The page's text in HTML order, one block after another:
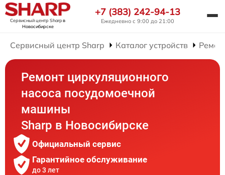
Сервисный центр Sharpв
Новосибирске
+7 (383) 242-94-13
Ежедневно с 9:00 до 21:00
Сервисный центр Sharp Каталог устройств
Ремонт циркуляционного
насоса посудомоечной
машины
Sharp в Новосибирске
Официальный сервис
Гарантийное обслуживание
до 3 лет